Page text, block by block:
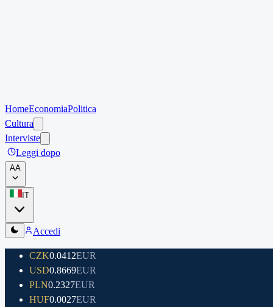
HomeEconomiaPolitica
Cultura
Interviste
Leggi dopo
AA
IT
Accedi
CZK0.0412EUR
USD0.8669EUR
PLN0.2327EUR
HUF0.0027EUR